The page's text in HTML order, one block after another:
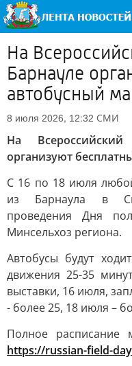
На
Барнауле
автобусный
8 июля 2026, 12:32 СМИ
На
организуют
С 16 по 18 июля
из Барнаула в
проведения Дня
Минсельхоз региона.
Автобусы будут
движения 25-35
выставки, 16 июля,
- более 25, 18 июля –
Полное расписание
https://russian-field-